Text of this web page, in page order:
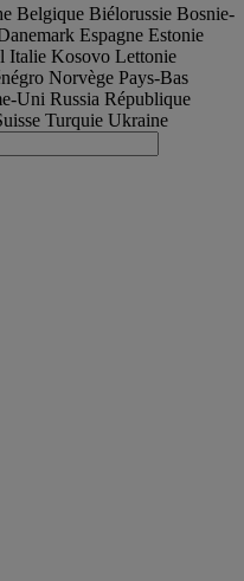
Belgique Biélorussie Bosnie-
Espagne Estonie
Italie Kosovo Lettonie
Norvège Pays-Bas
Uni Russia République
Turquie Ukraine